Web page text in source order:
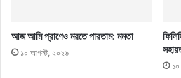
আজ আমি প্রাণেও মরতে পারতাম: মমতা
১০ আগস্ট, ২০২৬